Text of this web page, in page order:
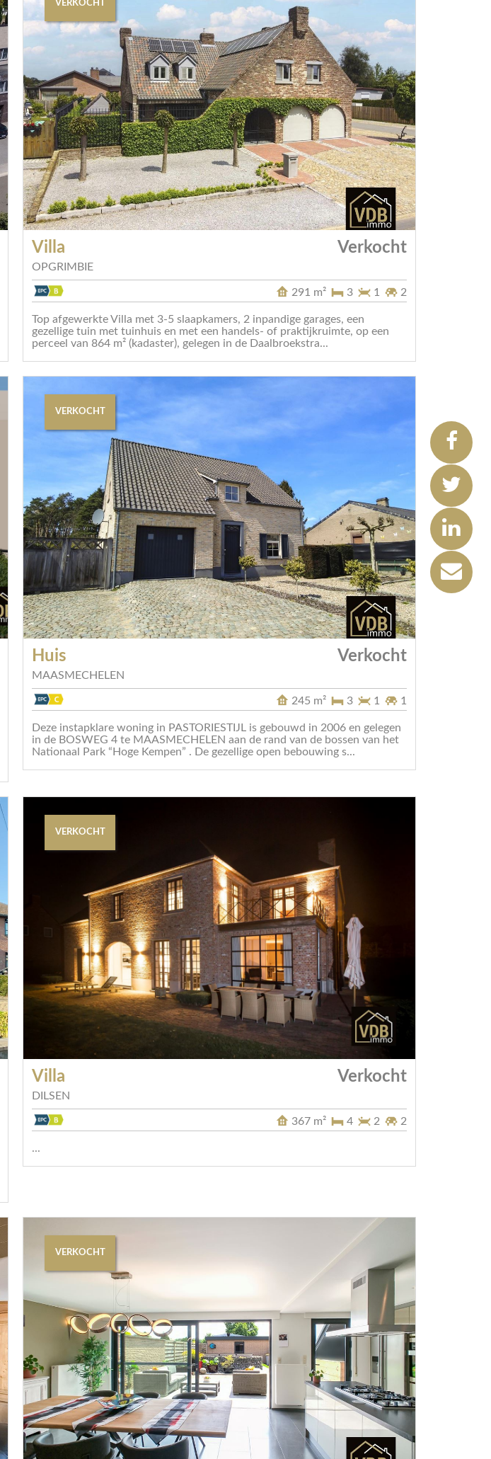
VERKOCHT
Villa Verkocht
OPGRIMBIE
2
1
3
291 m²
Top afgewerkte Villa met 3-5 slaapkamers, 2 inpandige garages, een
gezellige tuin met tuinhuis en met een handels- of praktijkruimte, op een
perceel van 864 m² (kadaster), gelegen in de Daalbroekstra...
VERKOCHT
Huis Verkocht
MAASMECHELEN
1
1
3
245 m²
Deze instapklare woning in PASTORIESTIJL is gebouwd in 2006 en gelegen
in de BOSWEG 4 te MAASMECHELEN aan de rand van de bossen van het
Nationaal Park “Hoge Kempen” . De gezellige open bebouwing s...
VERKOCHT
Villa Verkocht
DILSEN
2
2
4
367 m²
...
VERKOCHT